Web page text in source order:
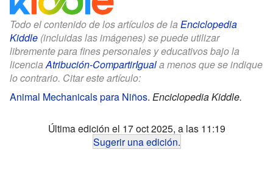
Todo el contenido de los artículos de la Enciclopedia
Kiddle (incluidas las imágenes) se puede utilizar
libremente para fines personales y educativos bajo la
licenciaAtribución-CompartirIguala menos que se indique
lo contrario. Citar este artículo:
Animal Mechanicals para Niños. Enciclopedia Kiddle.
Última edición el 17 oct 2025, a las 11:19
Sugerir una edición.